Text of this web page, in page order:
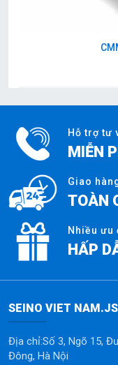
Hỗ trợ tư
MIỄN
Giao
TOÀN
Nhiều ưu
HẤP
SEINO VIET
Địa chỉ:Số 3, Ngõ 15,
Đông, Hà Nội